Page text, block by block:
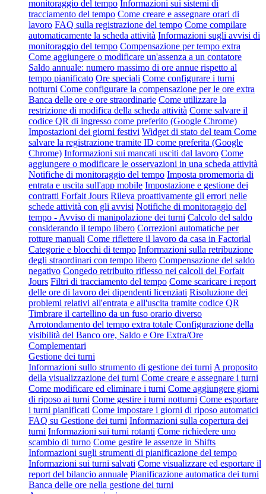
monitoraggio del tempo Informazioni sui sistemi di
tracciamento del tempo Come creare e assegnare orari di
lavoro FAQ sulla registrazione del tempo Come compilare
automaticamente la scheda attività Informazioni sugli avvisi di
monitoraggio del tempo Compensazione per tempo extra
Come aggiungere o modificare un'assenza a un contatore
Saldo annuale: numero massimo di ore annue rispetto al
tempo pianificato Ore speciali Come configurare i turni
notturni Come configurare la compensazione per le ore extra
Banca delle ore e ore straordinarie Come utilizzare la
restrizione di modifica della scheda attività Come salvare il
codice QR di ingresso come preferito (Google Chrome)
Impostazioni dei giorni festivi Widget di stato del team Come
salvare la registrazione tramite ID come preferita (Google
Chrome) Informazioni sui mancati usciti dal lavoro Come
aggiungere o modificare le osservazioni in una scheda attività
Notifiche di monitoraggio del tempo Imposta promemoria di
entrata e uscita sull'app mobile Impostazione e gestione dei
contratti Forfait Jours Rileva proattivamente gli errori nelle
schede attività con gli avvisi Notifiche di monitoraggio del
tempo - Avviso di manipolazione dei turni Calcolo del saldo
considerando il tempo libero Correzioni automatiche per
rotture manuali Come riflettere il lavoro da casa in Factorial
Categorie e blocchi di tempo Informazioni sulla retribuzione
degli straordinari con tempo libero Compensazione del saldo
negativo Congedo retribuito riflesso nei calcoli del Forfait
Jours Filtri di tracciamento del tempo Come scaricare i report
delle ore di lavoro dei dipendenti licenziati Risoluzione dei
problemi relativi all'entrata e all'uscita tramite codice QR
Timbrare il cartellino da un fuso orario diverso
Arrotondamento del tempo extra totale Configurazione della
visibilità del Banco ore, Saldo e Ore Extra/Ore
Complementari
Gestione dei turni
Informazioni sullo strumento di gestione dei turni A proposito
della visualizzazione dei turni Come creare e assegnare i turni
Come modificare ed eliminare i turni Come aggiungere giorni
di riposo ai turni Come gestire i turni notturni Come esportare
i turni pianificati Come impostare i giorni di riposo automatici
FAQ su Gestione dei turni Informazioni sulla copertura dei
turni Informazioni sui turni rotanti Come richiedere uno
scambio di turno Come gestire le assenze in Shifts
Informazioni sugli strumenti di pianificazione del tempo
Informazioni sui turni salvati Come visualizzare ed esportare il
report del bilancio annuale Pianificazione automatica dei turni
Banca delle ore nella gestione dei turni